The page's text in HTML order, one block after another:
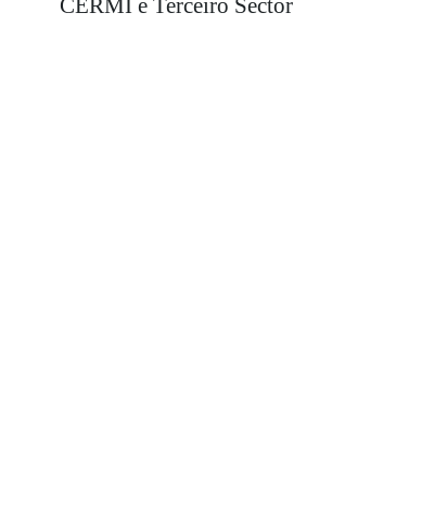
CERMI e Terceiro Sector